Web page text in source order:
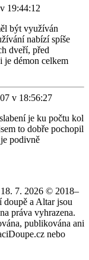
19:44:12
být využíván
nabízí spíše
dveří, před
je démon celkem
v 18:56:27
je ku počtu kol
to dobře pochopil
podivně
7. 2026 © 2018–
a Altar jsou
práva vyhrazena.
publikována ani
nebo